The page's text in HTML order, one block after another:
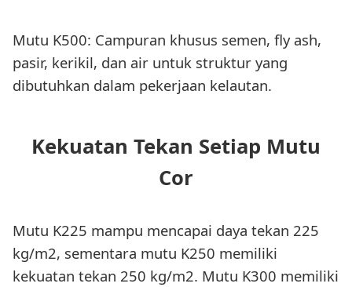
Mutu K500: Campuran khusus semen, fly ash,
pasir, kerikil, dan air untuk struktur yang
dibutuhkan dalam pekerjaan kelautan.
Kekuatan Tekan Setiap Mutu
Cor
Mutu K225 mampu mencapai daya tekan 225
kg/m2, sementara mutu K250 memiliki
kekuatan tekan 250 kg/m2. Mutu K300 memiliki